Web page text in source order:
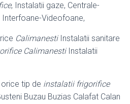
, Instalatii gaze, Centrale-
Interfoane-Videofoane,
CalimanestiInstalatii sanitare
CalimanestiInstalatii
tip de instalatii frigorifice
Buzau Buzias Calafat Calan